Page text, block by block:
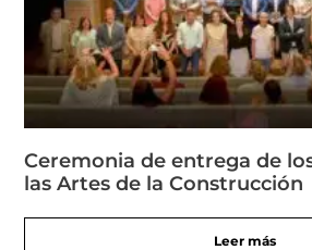
Ceremonia de entrega de
las Artes de la Construcción
Leer más